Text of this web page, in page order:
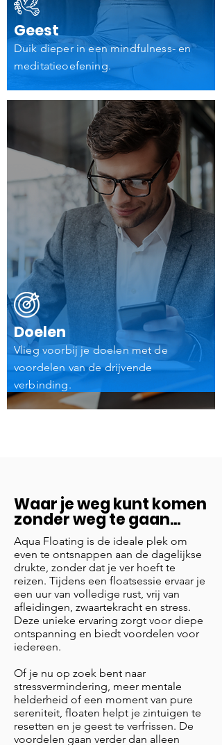
Geest
Duik dieper in een mindfulness- en
meditatieoefening.
Doelen
Vlieg voorbij je doelen met de
voordelen van de drijvende
verbinding.
Waar je weg kunt komen
zonder weg te gaan...
Aqua Floating is de ideale plek om
even te ontsnappen aan de dagelijkse
drukte, zonder dat je ver hoeft te
reizen. Tijdens een floatsessie ervaar je
een uur van volledige rust, vrij van
afleidingen, zwaartekracht en stress.
Deze unieke ervaring zorgt voor diepe
ontspanning en biedt voordelen voor
iedereen.
Of je nu op zoek bent naar
stressvermindering, meer mentale
helderheid of een moment van pure
sereniteit, floaten helpt je zintuigen te
resetten en je geest te verfrissen. De
voordelen gaan verder dan alleen